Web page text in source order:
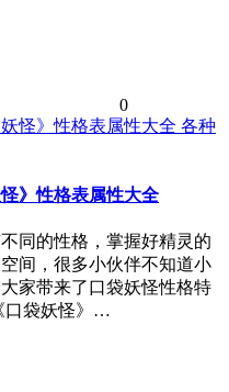
0
各种
》性格表属性大全
同的性格，掌握好精灵的
间，很多小伙伴不知道小
家带来了口袋妖怪性格特
口袋妖怪》…